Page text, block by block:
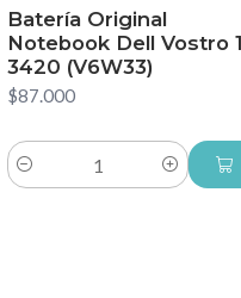
Batería Original
Notebook Dell Vostro
3420 (V6W33)
$87.000
Cantidad